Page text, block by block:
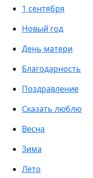
1 сентября
Новый год
День матери
Благодарность
Поздравление
Сказать люблю
Весна
Зима
Лето